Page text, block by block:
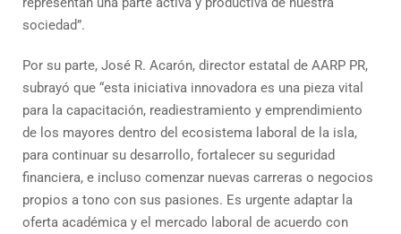
sociedad”.
Por su parte, José R. Acarón, director estatal de AARP PR,
subrayó que “esta iniciativa innovadora es una pieza vital
para la capacitación, readiestramiento y emprendimiento
de los mayores dentro del ecosistema laboral de la isla,
para continuar su desarrollo, fortalecer su seguridad
financiera, e incluso comenzar nuevas carreras o negocios
propios a tono con sus pasiones. Es urgente adaptar la
oferta académica y el mercado laboral de acuerdo con